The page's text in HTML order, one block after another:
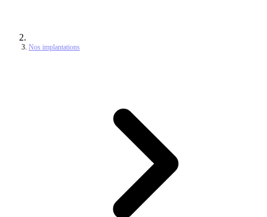
Nos implantations